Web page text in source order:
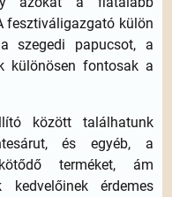
fesztiváligazgató külön
szegedi papucsot, a
különösen fontosak a
között találhatunk
és egyéb, a
terméket, ám
érdemes